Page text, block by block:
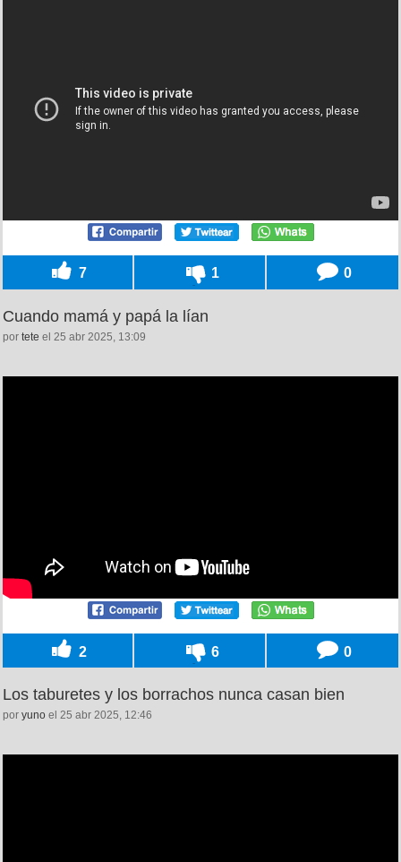
7 1 0
Cuando mamá y papá la lían
por tete el 25 abr 2025, 13:09
2 6 0
Los taburetes y los borrachos nunca casan bien
por yuno el 25 abr 2025, 12:46